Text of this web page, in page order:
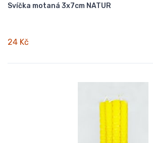
Svíčka motaná 3x7cm NATUR
24 Kč